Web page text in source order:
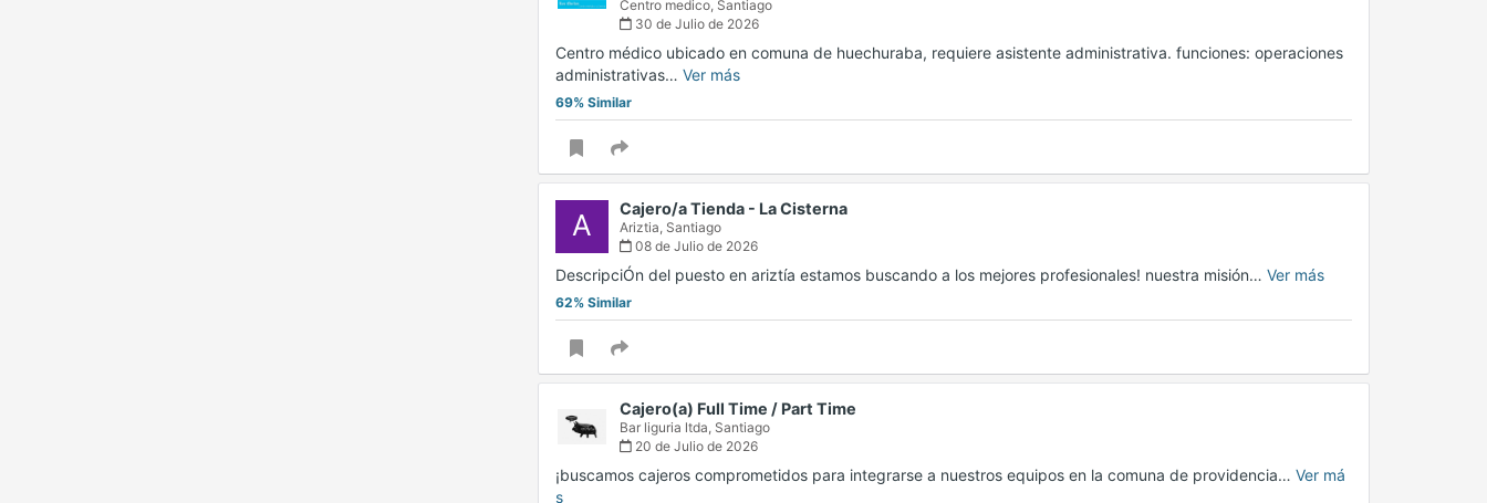
Centro medico, Santiago
30 de Julio de 2026
Centro médico ubicado en comuna de huechuraba, requiere asistente administrativa. funciones: operaciones
administrativas… Ver más
69% Similar
A Cajero/a Tienda - La Cisterna
Ariztia, Santiago
08 de Julio de 2026
DescripciÓn del puesto en ariztía estamos buscando a los mejores profesionales! nuestra misión… Ver más
62% Similar
Cajero(a) Full Time / Part Time
Bar liguria ltda, Santiago
20 de Julio de 2026
¡buscamos cajeros comprometidos para integrarse a nuestros equipos en la comuna de providencia… Ver má
s